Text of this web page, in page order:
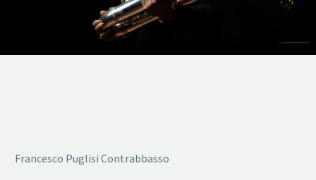
Francesco Puglisi Contrabbasso